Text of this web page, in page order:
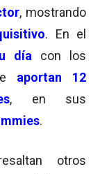
, mostrando
. En el
día
con los
aportan 12
, en sus
.
otros